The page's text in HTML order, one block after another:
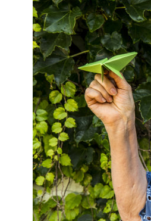
General
Ciudad
Deportes
Arte
Espectáculos
Policiales
Cartelera
Fotos
Familia